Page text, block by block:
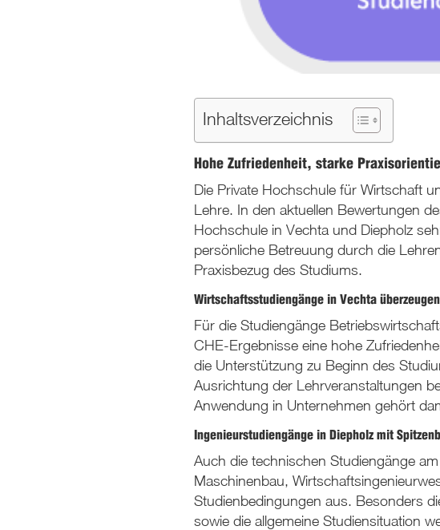
Inhaltsverzeichnis
Hohe Zufriedenheit, starke
Die Private Hochschule für Wirtschaft
Lehre. In den aktuellen Bewertungen
Hochschule in Vechta und Diepholz
persönliche Betreuung durch die
Praxisbezug des Studiums.
Wirtschaftsstudiengänge in Vechta
Für die Studiengänge
CHE-Ergebnisse eine hohe
die Unterstützung zu Beginn des
Ausrichtung der Lehrveranstaltungen
Anwendung in Unternehmen gehört
Ingenieurstudiengänge in Diepholz mit
Auch die technischen Studiengänge
Maschinenbau,
Studienbedingungen aus. Besonders
sowie die allgemeine Studiensituation